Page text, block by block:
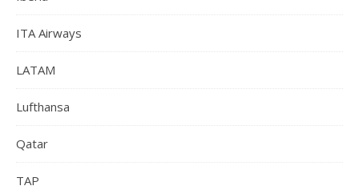
ITA Airways
LATAM
Lufthansa
Qatar
TAP